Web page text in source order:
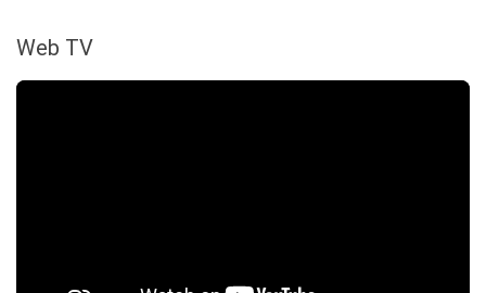
Web TV